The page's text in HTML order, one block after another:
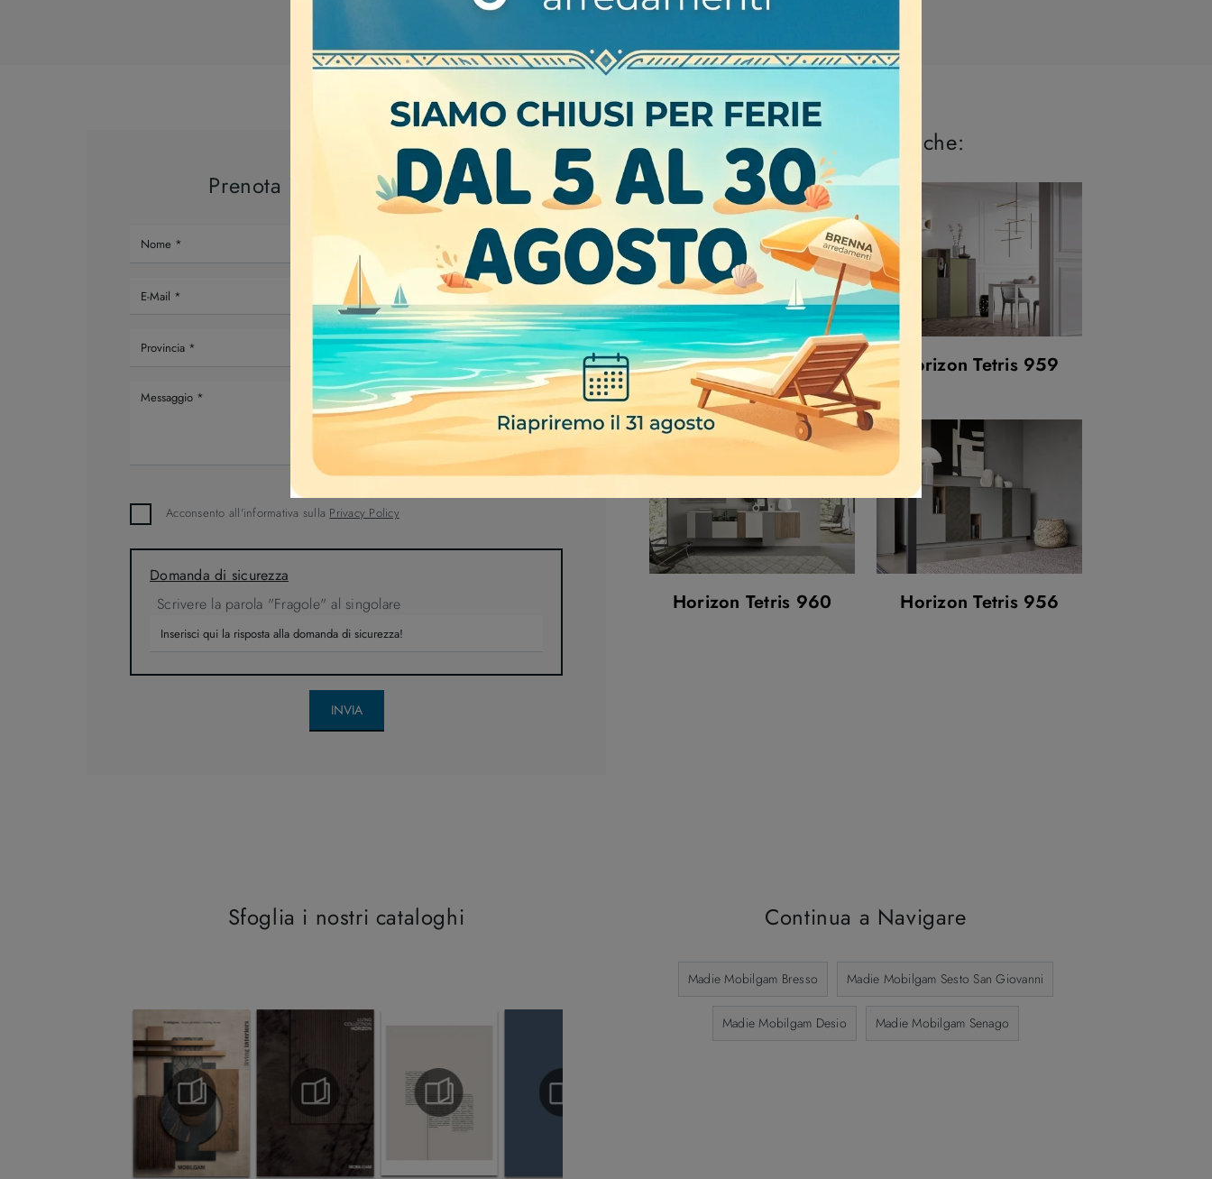
Prenota il tuo appuntamento
Acconsento all'informativa sulla Privacy Policy
Domanda di sicurezza
Scrivere la parola "Fragole" al singolare
INVIA
Non perderti anche:
Side bifacciale Horizon Tetris 959
Horizon Tetris 960 Horizon Tetris 956
Sfoglia i nostri cataloghi Continua a Navigare
Madie Mobilgam Bresso Madie Mobilgam Sesto San Giovanni
Madie Mobilgam Desio Madie Mobilgam Senago